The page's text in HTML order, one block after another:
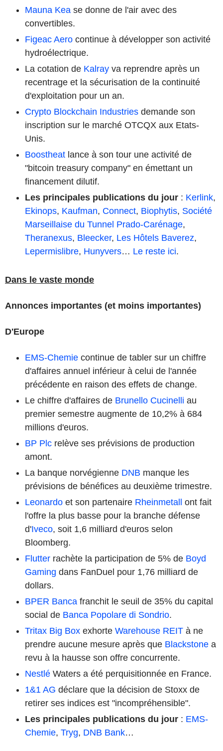
Mauna Kea se donne de l'air avec des
convertibles.
Figeac Aero continue à développer son activité
hydroélectrique.
La cotation de Kalray va reprendre après un
recentrage et la sécurisation de la continuité
d'exploitation pour un an.
Crypto Blockchain Industries demande son
inscription sur le marché OTCQX aux Etats-
Unis.
Boostheat lance à son tour une activité de
"bitcoin treasury company" en émettant un
financement dilutif.
Les principales publications du jour : Kerlink,
Ekinops, Kaufman, Connect, Biophytis, Société
Marseillaise du Tunnel Prado-Carénage,
Theranexus, Bleecker, Les Hôtels Baverez,
Lepermislibre, Hunyvers… Le reste ici.
Dans le vaste monde
Annonces importantes (et moins importantes)
D'Europe
EMS-Chemie continue de tabler sur un chiffre
d'affaires annuel inférieur à celui de l'année
précédente en raison des effets de change.
Le chiffre d'affaires de Brunello Cucinelli au
premier semestre augmente de 10,2% à 684
millions d'euros.
BP Plc relève ses prévisions de production
amont.
La banque norvégienne DNB manque les
prévisions de bénéfices au deuxième trimestre.
Leonardo et son partenaire Rheinmetall ont fait
l'offre la plus basse pour la branche défense
d'Iveco, soit 1,6 milliard d'euros selon
Bloomberg.
Flutter rachète la participation de 5% de Boyd
Gaming dans FanDuel pour 1,76 milliard de
dollars.
BPER Banca franchit le seuil de 35% du capital
social de Banca Popolare di Sondrio.
Tritax Big Box exhorte Warehouse REIT à ne
prendre aucune mesure après que Blackstone a
revu à la hausse son offre concurrente.
Nestlé Waters a été perquisitionnée en France.
1&1 AG déclare que la décision de Stoxx de
retirer ses indices est "incompréhensible".
Les principales publications du jour : EMS-
Chemie, Tryg, DNB Bank…